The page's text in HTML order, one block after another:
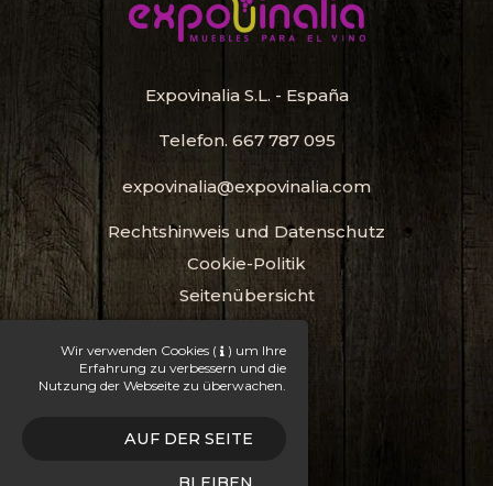
Wir verwenden Cookies ( ) um Ihre
Erfahrung zu verbessern und die
Nutzung der Webseite zu überwachen.
AUF DER SEITE
Expovinalia S.L. - España
Telefon. 667 787 095
expovinalia@expovinalia.com
Rechtshinweis und Datenschutz
Cookie-Politik
Seitenübersicht
Flaschenregal
Weinregal